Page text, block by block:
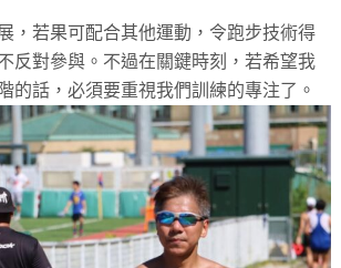
，若果可配合其他運動，令跑步技術得
反對參與。不過在關鍵時刻，若希望我
的話，必須要重視我們訓練的專注了。